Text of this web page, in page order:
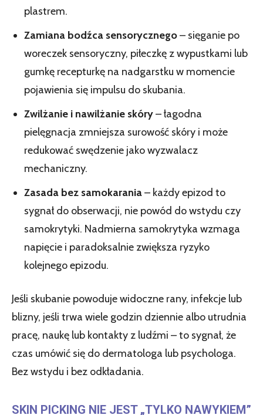
plastrem.
Zamiana bodźca sensorycznego– sięganie po
woreczek sensoryczny, piłeczkę z wypustkami lub
gumkę recepturkę na nadgarstku w momencie
pojawienia się impulsu do skubania.
Zwilżanie i nawilżanie skóry– łagodna
pielęgnacja zmniejsza surowość skóry i może
redukować swędzenie jako wyzwalacz
mechaniczny.
Zasada bez samokarania– każdy epizod to
sygnał do obserwacji, nie powód do wstydu czy
samokrytyki. Nadmierna samokrytyka wzmaga
napięcie i paradoksalnie zwiększa ryzyko
kolejnego epizodu.
Jeśli skubanie powoduje widoczne rany, infekcje lub
blizny, jeśli trwa wiele godzin dziennie albo utrudnia
pracę, naukę lub kontakty z ludźmi – to sygnał, że
czas umówić się do dermatologa lub psychologa.
Bez wstydu i bez odkładania.
SKIN PICKING NIE JEST „TYLKO NAWYKIEM”